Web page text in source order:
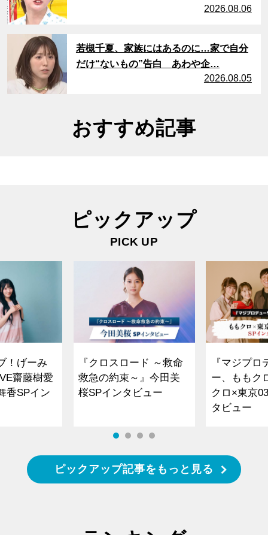
2026.08.06
若槻千夏、家族にはあるのに…家で自分
だけ“ないもの”告白 あわや企…
2026.08.05
おすすめ記事
ピックアップ
PICK UP
！げーみ
齋藤樹愛
香SPイン
『クロスロード ～救命
救急の約束～』今田美
桜SPインタビュー
『マジプロ
ー、ももク
クロ×東京
タビュー
ピックアップ記事をもっと見る